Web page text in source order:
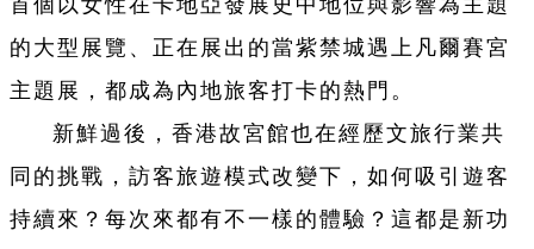
首個以女性在卡地亞發展史中地位與影響為主題
的大型展覽、正在展出的當紫禁城遇上凡爾賽宮
主題展，都成為內地旅客打卡的熱門。
新鮮過後，香港故宮館也在經歷文旅行業共
同的挑戰，訪客旅遊模式改變下，如何吸引遊客
持續來？每次來都有不一樣的體驗？這都是新功